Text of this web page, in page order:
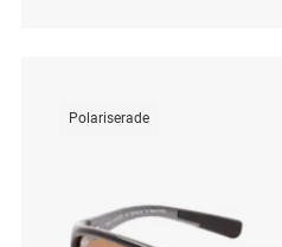
Polariserade